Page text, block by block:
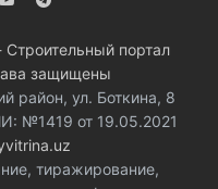
портал
защищены
район, ул. Боткина, 8
№1419 от 19.05.2021
тиражирование,